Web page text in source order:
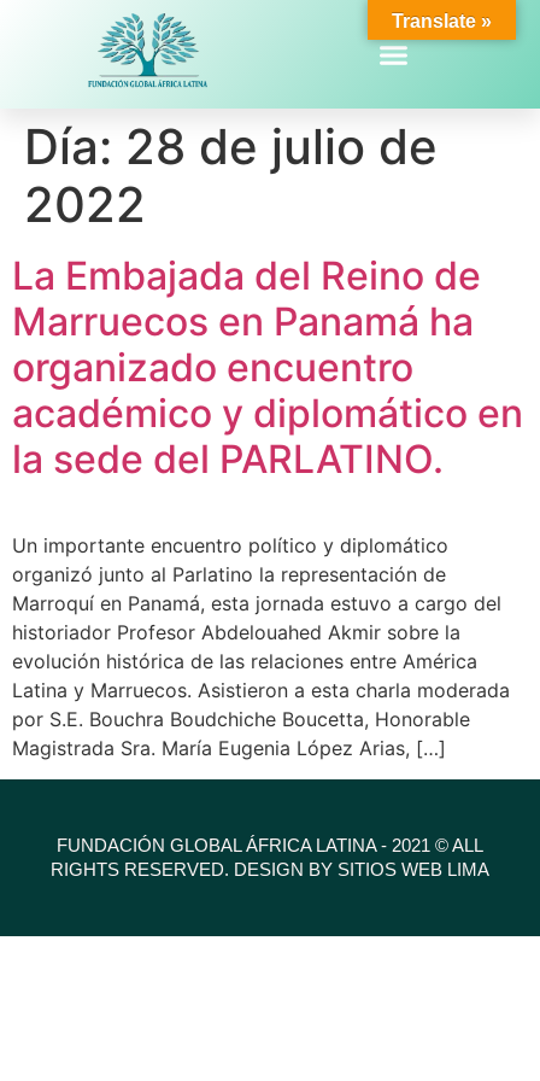
Día: 28 de julio de
2022
La Embajada del Reino de
Marruecos en Panamá ha
organizado encuentro
académico y diplomático en
la sede del PARLATINO.
Un importante encuentro político y diplomático
organizó junto al Parlatino la representación de
Marroquí en Panamá, esta jornada estuvo a cargo del
historiador Profesor Abdelouahed Akmir sobre la
evolución histórica de las relaciones entre América
Latina y Marruecos. Asistieron a esta charla moderada
por S.E. Bouchra Boudchiche Boucetta, Honorable
Magistrada Sra. María Eugenia López Arias, […]
FUNDACIÓN GLOBAL ÁFRICA LATINA - 2021 © ALL
RIGHTS RESERVED. DESIGN BY SITIOS WEB LIMA
Translate »